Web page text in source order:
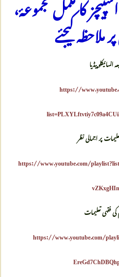
کیجئے
انسائیکلوپیڈیا
https://
پر اجمالی نظر
https://www.youtube.com/
فقهی تعلیمات
https://www.youtube.com/